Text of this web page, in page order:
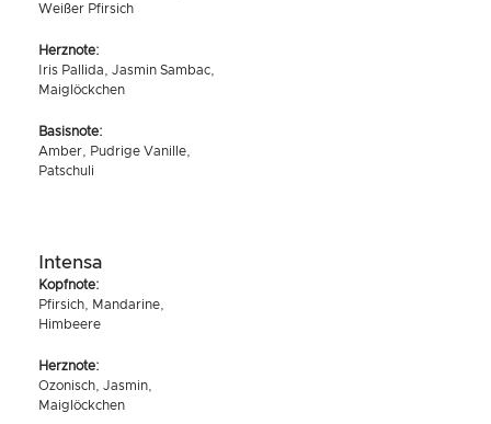
Weißer Pfirsich
Herznote:
Iris Pallida, Jasmin Sambac,
Maiglöckchen
Basisnote:
Amber, Pudrige Vanille,
Patschuli
Intensa
Kopfnote:
Pfirsich, Mandarine,
Himbeere
Herznote:
Ozonisch, Jasmin,
Maiglöckchen